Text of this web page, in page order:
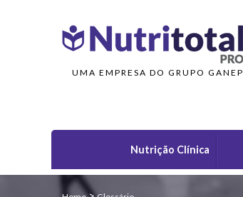
UMA EMPRESA DO GRUPO GANEP
Nutrição Clínica